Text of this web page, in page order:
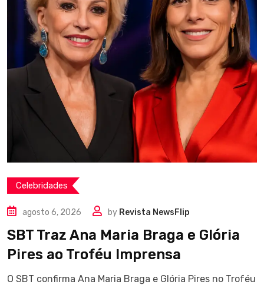
Celebridades
agosto 6, 2026 by Revista NewsFlip
SBT Traz Ana Maria Braga e Glória
Pires ao Troféu Imprensa
O SBT confirma Ana Maria Braga e Glória Pires no Troféu